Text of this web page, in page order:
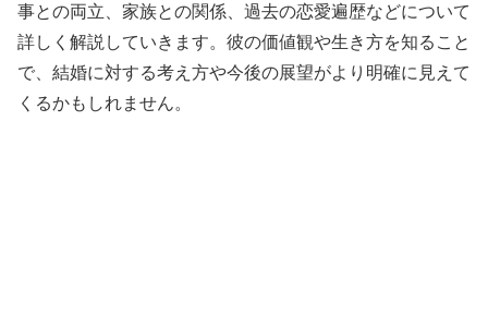
事との両立、家族との関係、過去の恋愛遍歴などについて
詳しく解説していきます。彼の価値観や生き方を知ること
で、結婚に対する考え方や今後の展望がより明確に見えて
くるかもしれません。